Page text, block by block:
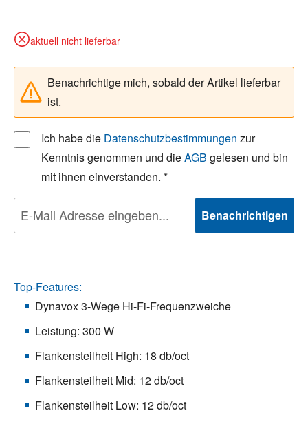
aktuell nicht lieferbar
Benachrichtige mich, sobald der Artikel lieferbar
ist.
Ich habe die Datenschutzbestimmungen zur
Kenntnis genommen und dieAGB gelesen und bin
mit ihnen einverstanden. *
Benachrichtigen
Top-Features:
Dynavox 3-Wege Hi-Fi-Frequenzweiche
Leistung: 300 W
Flankensteilheit High: 18 db/oct
Flankensteilheit Mid: 12 db/oct
Flankensteilheit Low: 12 db/oct